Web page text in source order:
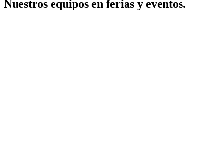
Nuestros equipos en ferias y eventos.